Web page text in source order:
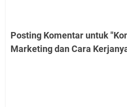
Posting Komentar untuk
Marketing dan Cara